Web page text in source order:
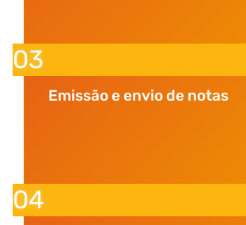
03
Emissão e envio de notas
04